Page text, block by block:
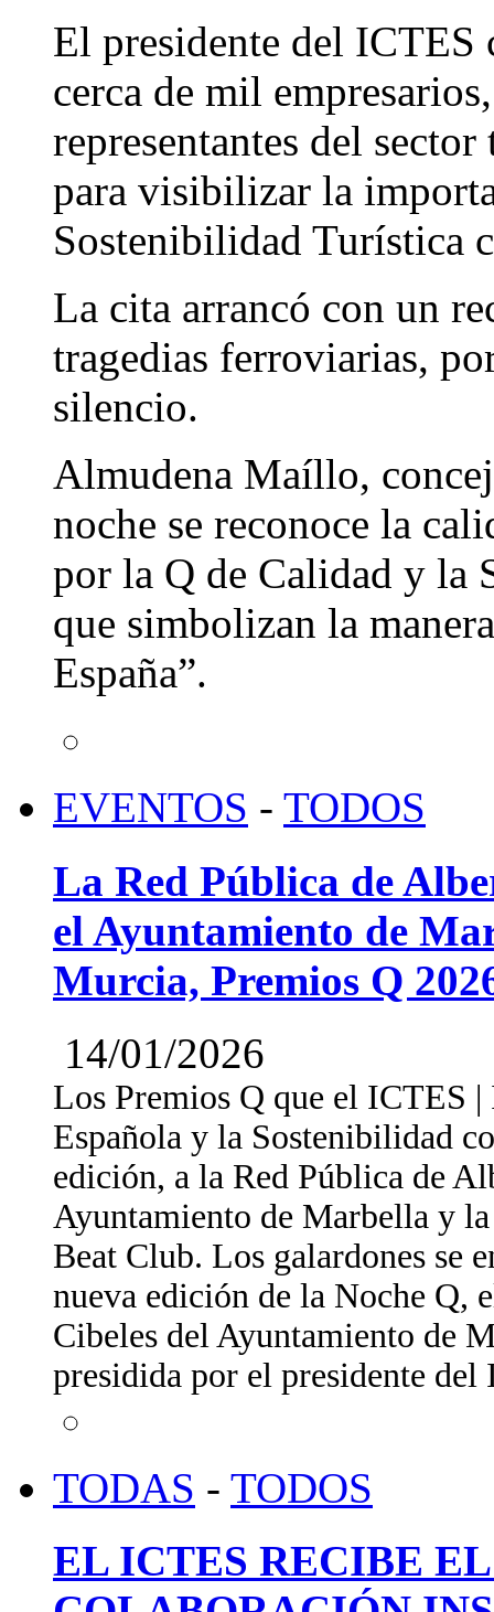
El presidente del ICTES
cerca de mil
representantes del
para visibilizar la
Sostenibilidad Turística
La cita arrancó con un
tragedias ferroviarias,
silencio.
Almudena Maíllo,
noche se reconoce la
por la Q de Calidad y la
que simbolizan la
España”.
EVENTOS - TODOS
La Red Pública de
el Ayuntamiento de
Murcia, Premios Q
14/01/2026
Los Premios Q que el ICTES
Española y la Sostenibilidad
edición, a la Red Pública de
Ayuntamiento de Marbella y
Beat Club. Los galardones se
nueva edición de la Noche Q,
Cibeles del Ayuntamiento de
presidida por el presidente
TODAS - TODOS
EL ICTES RECIBE